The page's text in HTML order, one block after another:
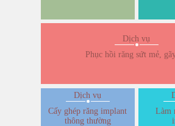
Dịch vụ
Phục hồi răng sứt mẻ,
Dịch vụ
Cấy ghép răng implant
thông thường
Làm